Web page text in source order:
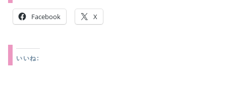
Facebook X
いいね: